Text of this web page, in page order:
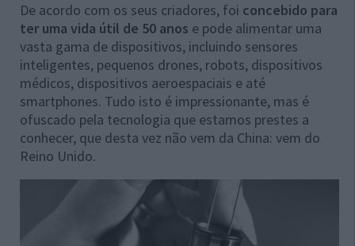
De acordo com os seus criadores, foi concebido para
ter uma vida útil de 50 anos e pode alimentar uma
vasta gama de dispositivos, incluindo sensores
inteligentes, pequenos drones, robots, dispositivos
médicos, dispositivos aeroespaciais e até
smartphones. Tudo isto é impressionante, mas é
ofuscado pela tecnologia que estamos prestes a
conhecer, que desta vez não vem da China: vem do
Reino Unido.